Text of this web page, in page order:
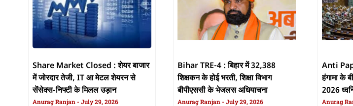
Share Market Closed : शेयर बाजार
में जोरदार तेजी, IT आ मेटल शेयरन से
सेंसेक्स-निफ्टी के मिलल उड़ान
Anurag Ranjan July 29, 2026
Bihar TRE-4 : बिहार में 32,388
शिक्षकन के होई भरती, शिक्षा विभाग
बीपीएससी के भेजलस अधियाचना
Anurag Ranjan July 29, 2026
Anti
हंगामा के
2026
Anurag